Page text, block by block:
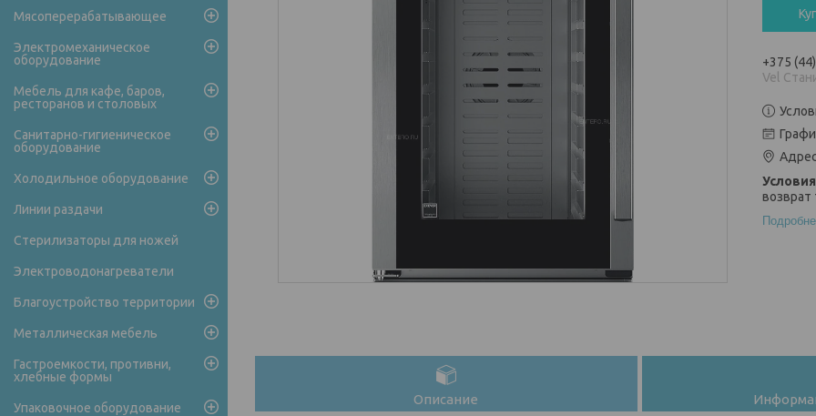
+375
Vel
возврат
Описание
Мясоперерабатывающее
Электромеханическое
оборудование
Мебель для кафе, баров,
ресторанов и столовых
Санитарно-гигиеническое
оборудование
Холодильное оборудование
Линии раздачи
Стерилизаторы для ножей
Электроводонагреватели
Благоустройство территории
Металлическая мебель
Гастроемкости, противни,
хлебные формы
Упаковочное оборудование